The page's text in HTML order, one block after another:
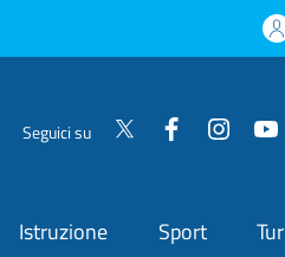
Seguici su
Istruzione Sport